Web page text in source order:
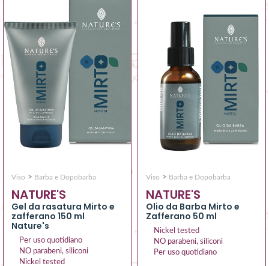
Viso > Barba e Dopobarba
NATURE'S
Gel da rasatura Mirto e
zafferano 150 ml
Nature's
Per uso quotidiano
NO parabeni, siliconi
Nickel tested
Viso > Barba e Dopobarba
NATURE'S
Olio da Barba Mirto e
Zafferano 50 ml
Nickel tested
NO parabeni, siliconi
Per uso quotidiano